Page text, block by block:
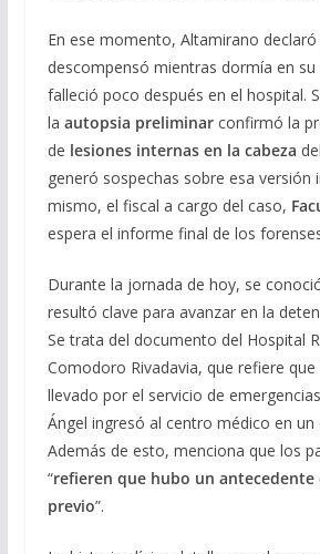
En ese momento, Altamirano
descompensó mientras dormía en su
falleció poco después en el hospital.
la autopsia preliminar confirmó la
de lesiones internas en la cabeza
generó sospechas sobre esa versión
mismo, el fiscal a cargo del caso,
espera el informe final de los
Durante la jornada de hoy, se
resultó clave para avanzar en la
Se trata del documento del Hospital
Comodoro Rivadavia, que refiere
llevado por el servicio de
Ángel ingresó al centro médico en
Además de esto, menciona que los
“refieren que hubo un
previo”.